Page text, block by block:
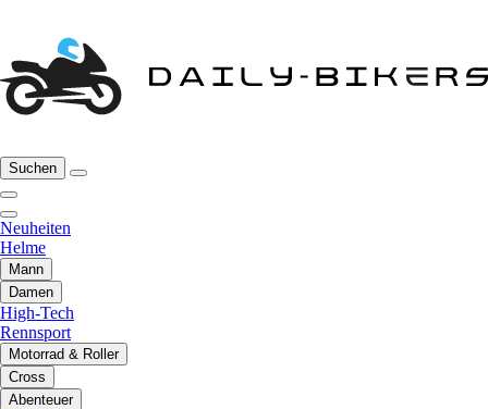
Suchen
Neuheiten
Helme
Mann
Damen
High-Tech
Rennsport
Motorrad & Roller
Cross
Abenteuer